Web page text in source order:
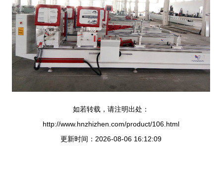
如若转载，请注明出处：
http://www.hnzhizhen.com/product/106.html
更新时间：2026-08-06 16:12:09